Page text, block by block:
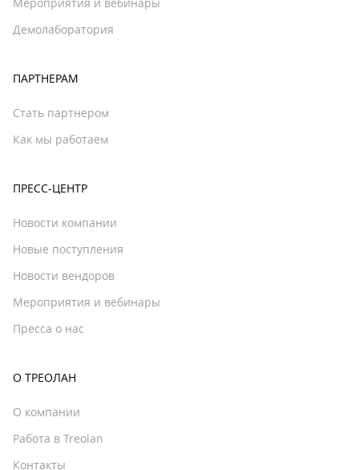
Демолаборатория
ПАРТНЕРАМ
Стать партнером
Как мы работаем
ПРЕСС-ЦЕНТР
Новости компании
Новые поступления
Новости вендоров
Мероприятия и вебинары
Пресса о нас
О ТРЕОЛАН
О компании
Работа в Treolan
Контакты